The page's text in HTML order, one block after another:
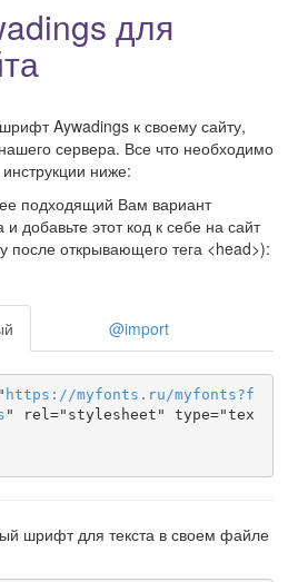
для
Aywadings к своему сайту,
сервера. Все что необходимо
ниже:
подходящий Вам вариант
добавьте этот код к себе на сайт
после открывающего тега <head>):
@import
https ://myfonts . ru/myfonts?f
" rel="stylesheet" type="tex
шрифт для текста в своем файле